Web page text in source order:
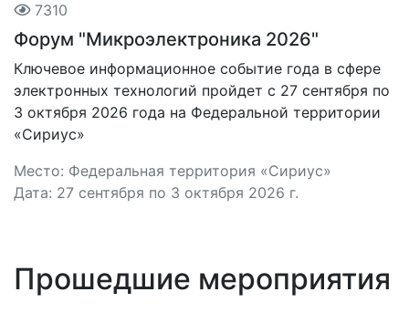
7310
Форум "Микроэлектроника 2026"
Ключевое информационное событие года в сфере
электронных технологий пройдет с 27 сентября по
3 октября 2026 года на Федеральной территории
«Сириус»
Место: Федеральная территория «Сириус»
Дата: 27 сентября по 3 октября 2026 г.
Прошедшие мероприятия